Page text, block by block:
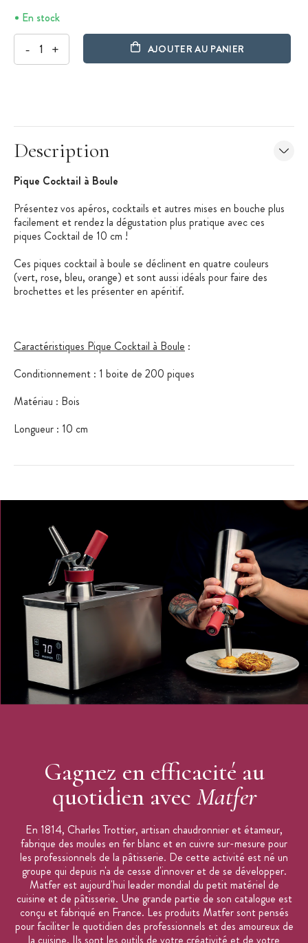
En stock
- + AJOUTER AU PANIER
Description
Pique Cocktail à Boule
Présentez vos apéros, cocktails et autres mises en bouche plus
facilement et rendez la dégustation plus pratique avec ces
piques Cocktail de 10 cm !
Ces piques cocktail à boule se déclinent en quatre couleurs
(vert, rose, bleu, orange) et sont aussi idéals pour faire des
brochettes et les présenter en apéritif.
Caractéristiques Pique Cocktail à Boule :
Conditionnement : 1 boite de 200 piques
Matériau : Bois
Longueur : 10 cm
Gagnez en efficacité au
quotidien avec Matfer
En 1814, Charles Trottier, artisan chaudronnier et étameur,
fabrique des moules en fer blanc et en cuivre sur-mesure pour
les professionnels de la pâtisserie. De cette activité est né un
groupe qui depuis n'a de cesse d'innover et de se développer.
Matfer est aujourd'hui leader mondial du petit matériel de
cuisine et de pâtisserie. Une grande partie de son catalogue est
conçu et fabriqué en France. Les produits Matfer sont pensés
pour faciliter le quotidien des professionnels et des amoureux de